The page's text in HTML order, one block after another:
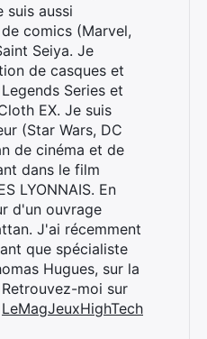
suis aussi
comics (Marvel,
Seiya. Je
de casques et
Series et
EX. Je suis
(Star Wars, DC
de cinéma et de
dans le film
LYONNAIS. En
d'un ouvrage
J'ai récemment
que spécialiste
Hugues, sur la
moi sur
LeMagJeuxHighTech